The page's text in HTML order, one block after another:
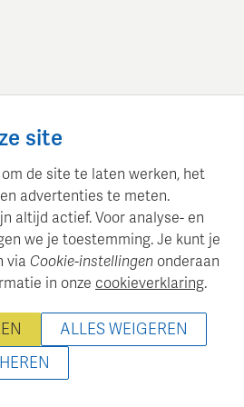
onderhoudt een gestructureerde
mediaplanning en analyse.
Media Informatie B.V. - Alle rechten
site
de site te laten werken, het
advertenties te meten.
altijd actief. Voor analyse- en
we je toestemming. Je kunt je
via Cookie-instellingen onderaan
in onze cookieverklaring.
ALLES WEIGEREN